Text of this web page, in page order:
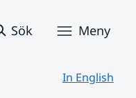
Sök Meny
In English